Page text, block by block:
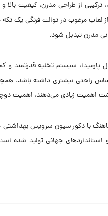
ترکیبی از طراحی مدرن، کیفیت
مرغوب در توالت فرنگی یک
مدرن تبدیل شود.
پارمیدا، سیستم تخلیه قدرتمند
راحتی بیشتری داشته باشد.
اهمیت زیادی می‌دهند، اهمیت
با دکوراسیون سرویس
و استانداردهای جهانی تولید